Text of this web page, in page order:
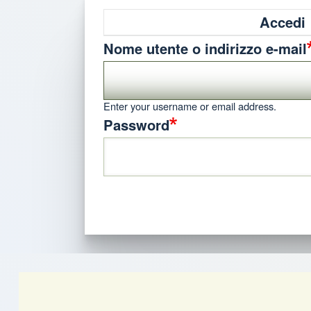
Schede
Accedi
Nome utente o indirizzo e-mail
Enter your username or email address.
Password